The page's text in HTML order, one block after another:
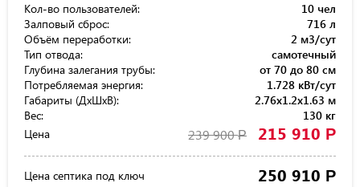
Кол-во пользователей:
10 чел
Залповый сброс:
716 л
Объём переработки:
2 м3/сут
Тип отвода:
самотечный
Глубина залегания трубы:
от 70 до 80 см
Потребляемая энергия:
1.728 кВт/сут
Габариты (ДхШхВ):
2.76x1.2x1.63 м
Вес:
130 кг
Цена
239 900Р 215 910 Р
Цена септика под ключ 250 910 Р